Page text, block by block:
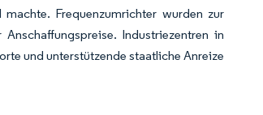
Frequenzumrichter wurden zur
Industriezentren in
und unterstützende staatliche Anreize